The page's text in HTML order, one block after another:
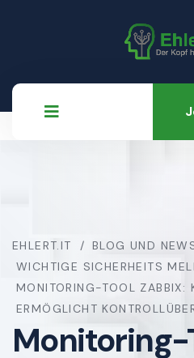
EHLERT.IT
BLOG UND
WICHTIGE SICHERHEITS
MONITORING-TOOL ZABBIX:
ERMÖGLICHT
Monitoring-